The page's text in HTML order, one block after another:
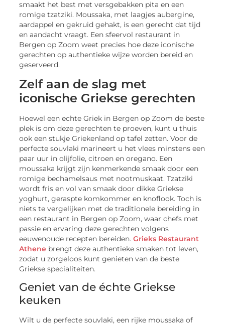
smaakt het best met versgebakken pita en een
romige tzatziki. Moussaka, met laagjes aubergine,
aardappel en gekruid gehakt, is een gerecht dat tijd
en aandacht vraagt. Een sfeervol restaurant in
Bergen op Zoom weet precies hoe deze iconische
gerechten op authentieke wijze worden bereid en
geserveerd.
Zelf aan de slag met
iconische Griekse gerechten
Hoewel een echte Griek in Bergen op Zoom de beste
plek is om deze gerechten te proeven, kunt u thuis
ook een stukje Griekenland op tafel zetten. Voor de
perfecte souvlaki marineert u het vlees minstens een
paar uur in olijfolie, citroen en oregano. Een
moussaka krijgt zijn kenmerkende smaak door een
romige bechamelsaus met nootmuskaat. Tzatziki
wordt fris en vol van smaak door dikke Griekse
yoghurt, geraspte komkommer en knoflook. Toch is
niets te vergelijken met de traditionele bereiding in
een restaurant in Bergen op Zoom, waar chefs met
passie en ervaring deze gerechten volgens
eeuwenoude recepten bereiden.Grieks Restaurant
Athene brengt deze authentieke smaken tot leven,
zodat u zorgeloos kunt genieten van de beste
Griekse specialiteiten.
Geniet van de échte Griekse
keuken
Wilt u de perfecte souvlaki, een rijke moussaka of